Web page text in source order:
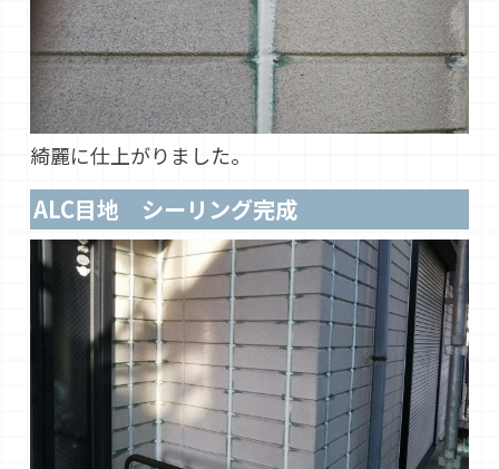
綺麗に仕上がりました。
ALC目地 シーリング完成